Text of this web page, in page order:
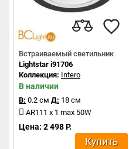
Встраиваемый светильник
Lightstar i91706
Коллекция: Intero
В наличии
В: 0.2 см Д: 18 см
AR111 x 1 max 50W
Цена: 2 498 Р.
Купить